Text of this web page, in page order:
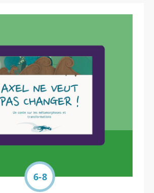
6-8